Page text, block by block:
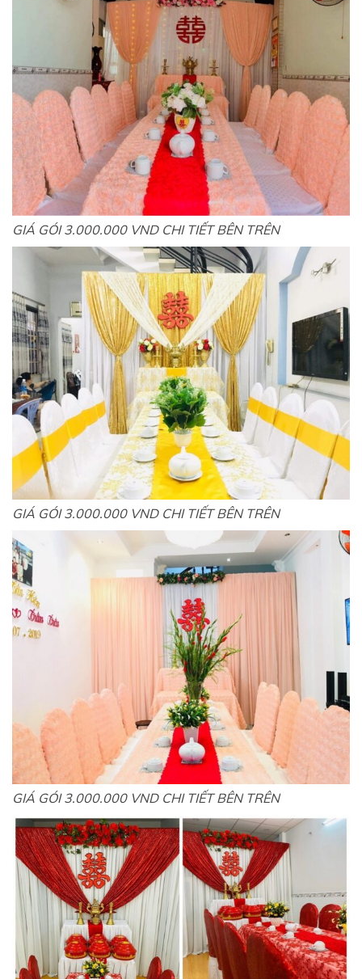
GIÁ GÓI 3.000.000 VND CHI TIẾT BÊN TRÊN
GIÁ GÓI 3.000.000 VND CHI TIẾT BÊN TRÊN
GIÁ GÓI 3.000.000 VND CHI TIẾT BÊN TRÊN